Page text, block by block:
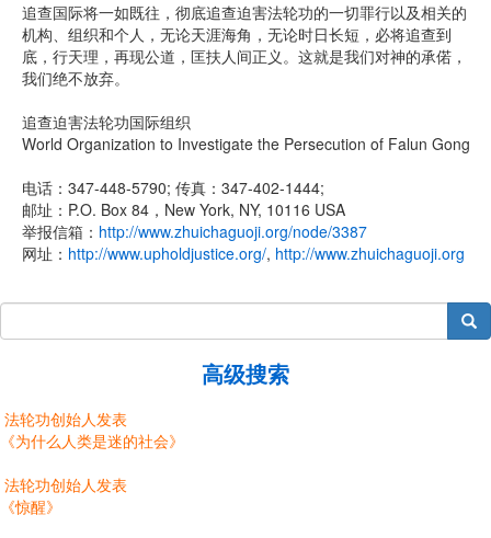
追查国际将一如既往，彻底追查迫害法轮功的一切罪行以及相关的
机构、组织和个人，无论天涯海角，无论时日长短，必将追查到
底，行天理，再现公道，匡扶人间正义。这就是我们对神的承偌，
我们绝不放弃。
追查迫害法轮功国际组织
World Organization to Investigate the Persecution of Falun Gong
电话：347-448-5790; 传真：347-402-1444;
邮址：P.O. Box 84，New York, NY, 10116 USA
举报信箱： http://www.zhuichaguoji.org/node/3387
网址： http://www.upholdjustice.org/, http://www.zhuichaguoji.org
搜索
高级搜索
法轮功创始人发表
《为什么人类是迷的社会》
法轮功创始人发表
《惊醒》